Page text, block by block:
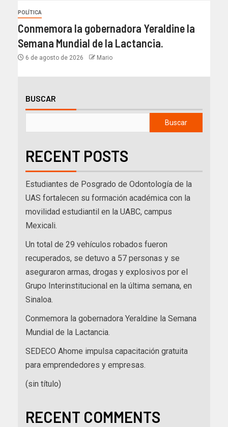
POLÍTICA
Conmemora la gobernadora Yeraldine la
Semana Mundial de la Lactancia.
6 de agosto de 2026 Mario
BUSCAR
Buscar
RECENT POSTS
Estudiantes de Posgrado de Odontología de la
UAS fortalecen su formación académica con la
movilidad estudiantil en la UABC, campus
Mexicali.
Un total de 29 vehículos robados fueron
recuperados, se detuvo a 57 personas y se
aseguraron armas, drogas y explosivos por el
Grupo Interinstitucional en la última semana, en
Sinaloa.
Conmemora la gobernadora Yeraldine la Semana
Mundial de la Lactancia.
SEDECO Ahome impulsa capacitación gratuita
para emprendedores y empresas.
(sin título)
RECENT COMMENTS